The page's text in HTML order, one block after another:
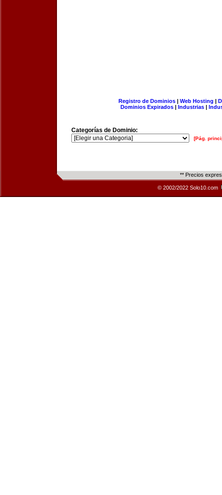
Registro de Dominios| Web Hosting |
Dominios Expirados | Industrias |
Categorías de Dominio:
[Pág.
** Precios
© 2002/2022 Solo10.com